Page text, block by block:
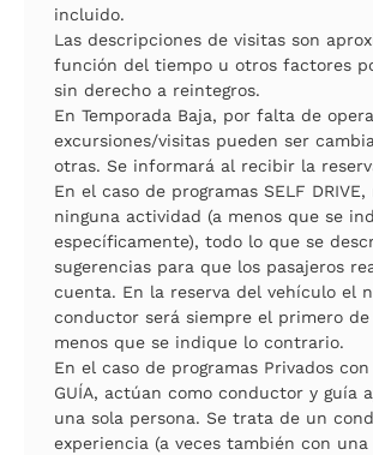
incluido.
Las descripciones de visitas son
función del tiempo u otros factores
sin derecho a reintegros.
En Temporada Baja, por falta de
excursiones/visitas pueden ser
otras. Se informará al recibir la
En el caso de programas SELF
ninguna actividad (a menos que se
específicamente), todo lo que se
sugerencias para que los pasajeros
cuenta. En la reserva del vehículo el
conductor será siempre el primero de
menos que se indique lo contrario.
En el caso de programas Privados con
GUÍA, actúan como conductor y guía
una sola persona. Se trata de un
experiencia (a veces también con